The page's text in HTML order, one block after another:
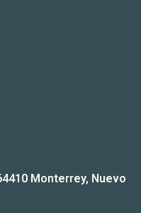
Monterrey, Nuevo